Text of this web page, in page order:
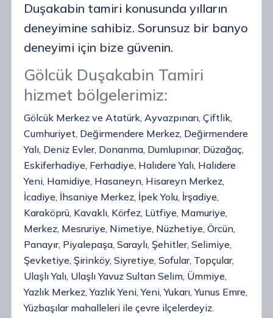
Duşakabin tamiri konusunda yılların
deneyimine sahibiz. Sorunsuz bir banyo
deneyimi için bize güvenin.
Gölcük Duşakabin Tamiri
hizmet bölgelerimiz:
Gölcük Merkez ve Atatürk, Ayvazpınarı, Çiftlik,
Cumhuriyet, Değirmendere Merkez, Değirmendere
Yalı, Deniz Evler, Donanma, Dumlupınar, Düzağaç,
Eskiferhadiye, Ferhadiye, Halıdere Yalı, Halıdere
Yeni, Hamidiye, Hasaneyn, Hisareyn Merkez,
İcadiye, İhsaniye Merkez, İpek Yolu, İrşadiye,
Karaköprü, Kavaklı, Körfez, Lütfiye, Mamuriye,
Merkez, Mesruriye, Nimetiye, Nüzhetiye, Örcün,
Panayır, Piyalepaşa, Saraylı, Şehitler, Selimiye,
Şevketiye, Şirinköy, Siyretiye, Sofular, Topçular,
Ulaşlı Yalı, Ulaşlı Yavuz Sultan Selim, Ümmiye,
Yazlık Merkez, Yazlık Yeni, Yeni, Yukarı, Yunus Emre,
Yüzbaşılar mahalleleri ile çevre ilçelerdeyiz.